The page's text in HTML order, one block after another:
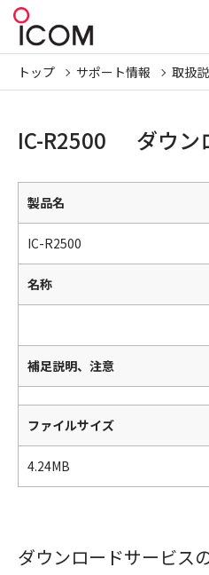
トップ サポート情報 取扱
IC-R2500 ダウン
製品名
IC-R2500
名称
補足説明、注意
ファイルサイズ
4.24MB
ダウンロードサービス